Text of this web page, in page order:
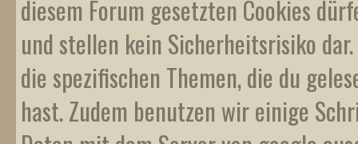
diesem Forum gesetzten Cookies
und stellen kein Sicherheitsrisiko
die spezifischen Themen, die du
hast. Zudem benutzen wir einige